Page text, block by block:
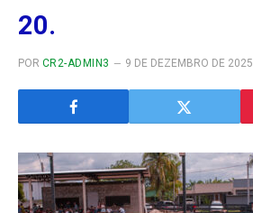
20.
POR CR2-ADMIN3 9 DE DEZEMBRO DE 2025